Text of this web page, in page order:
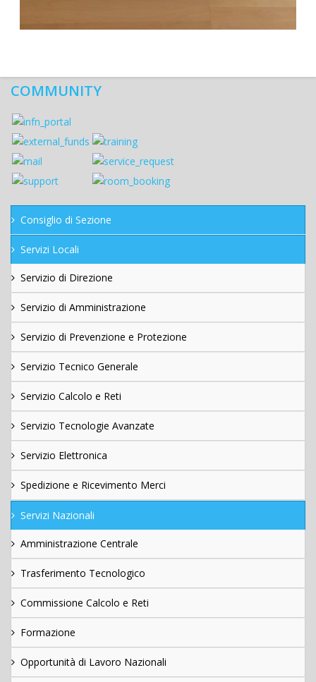
COMMUNITY
Consiglio di Sezione
Servizi Locali
Servizio di Direzione
Servizio di Amministrazione
Servizio di Prevenzione e Protezione
Servizio Tecnico Generale
Servizio Calcolo e Reti
Servizio Tecnologie Avanzate
Servizio Elettronica
Spedizione e Ricevimento Merci
Servizi Nazionali
Amministrazione Centrale
Trasferimento Tecnologico
Commissione Calcolo e Reti
Formazione
Opportunità di Lavoro Nazionali